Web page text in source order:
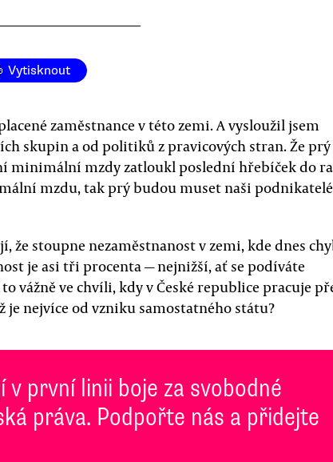
Vytisknout
zaměstnance v této zemi. A vysloužil jsem
skupin a od politiků z pravicových stran. Že prý
minimální mzdy zatloukl poslední hřebíček do
mzdu, tak prý budou muset naši podnikatelé
že stoupne nezaměstnanost v zemi, kde dnes
je asi tři procenta — nejnižší, ať se podíváte
vážně ve chvíli, kdy v České republice pracuje
nejvíce od vzniku samostatného státu?
v první linii boje za svobodné
práva. Podpořte nás a přidejte